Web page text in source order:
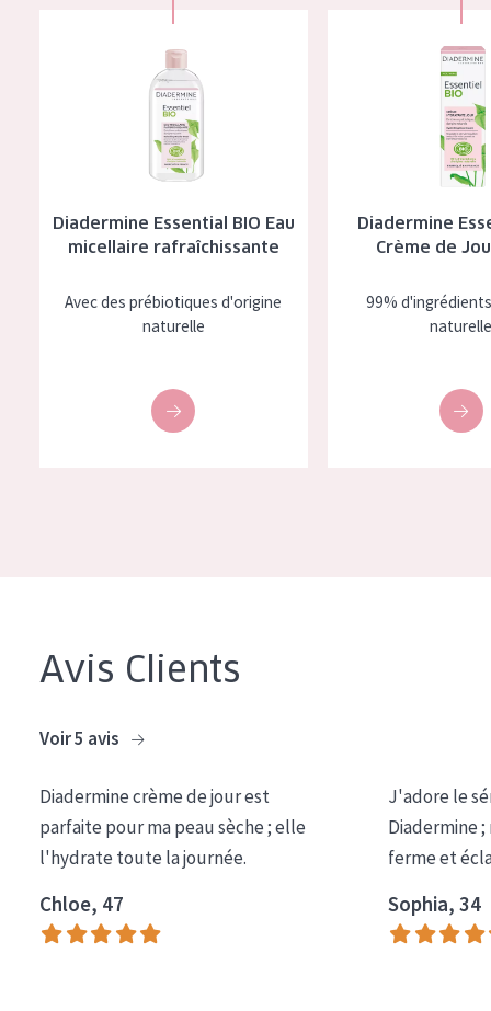
Diadermine Essential BIO Eau
micellaire rafraîchissante
Avec des prébiotiques d'origine
naturelle
Diadermine
Crème de
99%
Avis Clients
Voir 5 avis
Diadermine crème de jour est
parfaite pour ma peau sèche ; elle
l'hydrate toute la journée.
Chloe, 47
J'adore le
Diadermine
ferme et
Sophia, 34